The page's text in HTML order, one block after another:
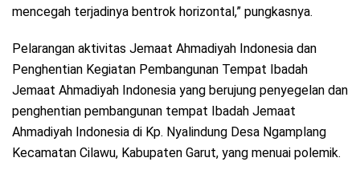
mencegah terjadinya bentrok horizontal,” pungkasnya.
Pelarangan aktivitas Jemaat Ahmadiyah Indonesia dan
Penghentian Kegiatan Pembangunan Tempat Ibadah
Jemaat Ahmadiyah Indonesia yang berujung penyegelan dan
penghentian pembangunan tempat Ibadah Jemaat
Ahmadiyah Indonesia di Kp. Nyalindung Desa Ngamplang
Kecamatan Cilawu, Kabupaten Garut, yang menuai polemik.